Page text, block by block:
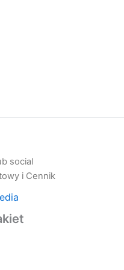
social
i Cennik